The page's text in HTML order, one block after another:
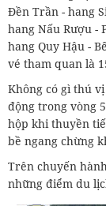
Đền Trần - hang
hang Nấu Rượu -
hang Quy Hậu -
vé tham quan là
Không có gì thú
động trong vòng
hộp khi thuyền
bề ngang chừng
Trên chuyến
những điểm du